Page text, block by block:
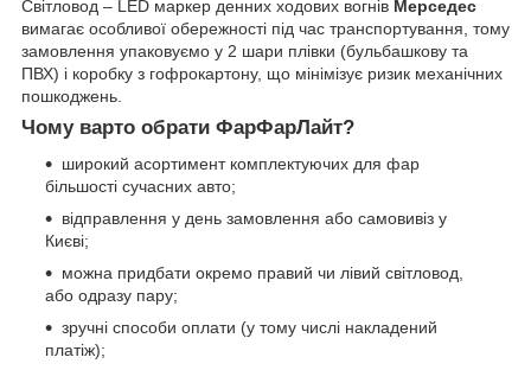
Світловод – LED маркер денних ходових вогнів Мерседес
вимагає особливої обережності під час транспортування, тому
замовлення упаковуємо у 2 шари плівки (бульбашкову та
ПВХ) і коробку з гофрокартону, що мінімізує ризик механічних
пошкоджень.
Чому варто обрати ФарФарЛайт?
широкий асортимент комплектуючих для фар
більшості сучасних авто;
відправлення у день замовлення або самовивіз у
Києві;
можна придбати окремо правий чи лівий світловод,
або одразу пару;
зручні способи оплати (у тому числі накладений
платіж);